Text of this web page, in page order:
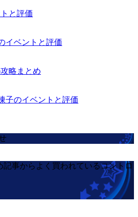
と評価
イベントと評価
略まとめ
子のイベントと評価
記事からよく買われているコントロ